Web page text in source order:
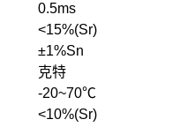
0.5ms
<15%(Sr)
±1%Sn
克特
-20~70℃
<10%(Sr)